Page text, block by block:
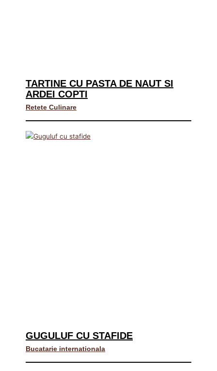
TARTINE CU PASTA DE NAUT SI
ARDEI COPTI
Retete Culinare
GUGULUF CU STAFIDE
Bucatarie internationala